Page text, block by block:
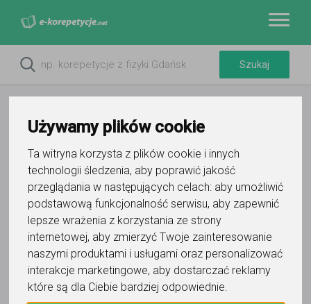
Używamy plików cookie
Ta witryna korzysta z plików cookie i innych
technologii śledzenia, aby poprawić jakość
przeglądania w następujących celach: aby umożliwić
podstawową funkcjonalność serwisu, aby zapewnić
lepsze wrażenia z korzystania ze strony
internetowej, aby zmierzyć Twoje zainteresowanie
naszymi produktami i usługami oraz personalizować
interakcje marketingowe, aby dostarczać reklamy
które są dla Ciebie bardziej odpowiednie.
Do ulubionych
Oznacz wystąpienie kontaktu